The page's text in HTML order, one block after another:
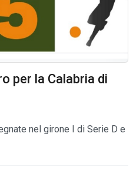
per la Calabria di
nel girone I di Serie D e